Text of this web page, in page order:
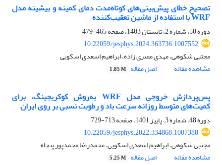
تصحیح خطای پیش‌بینی‌های کوتاه‌مدت دمای کمینه و بیشینه مدل
WRF با استفاده از ماشین تعقیب‌کننده
دوره 50، شماره 2، تابستان 1403، صفحه
465-479
10.22059/jesphys.2024.363736.1007552
مجتبی شکوهی، مهدی مصری زاده، ابراهیم اسعدی اسکویی
مشاهده مقاله
اصل مقاله 1.85 M
پس‌پردازش خروجی مدل WRF به‌روش کوکریجینگ، برای
کمیت‌های متوسط روزانه سرعت باد و رطوبت نسبی بر روی ایران
دوره 48، شماره 3، پاییز 1401، صفحه
713-729
10.22059/jesphys.2022.334868.1007388
مجتبی شکوهی، ابراهیم اسعدی اسکویی، محمدرضا محمدپور پنچاه
مشاهده مقاله
اصل مقاله 5.25 M